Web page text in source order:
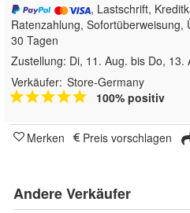
, Lastschrift,
Ratenzahlung, Sofortüberweisung,
30 Tagen
Zustellung: Di, 11. Aug. bis Do, 13.
Verkäufer: Store-Germany
100% positiv
Merken Preis vorschlagen
Andere Verkäufer